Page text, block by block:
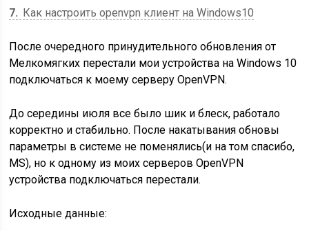
7
Как настроить openvpn клиент на Windows10
После очередного принудительного обновления от
Мелкомягких перестали мои устройства на Windows 10
подключаться к моему серверу OpenVPN.
До середины июля все было шик и блеск, работало
корректно и стабильно. После накатывания обновы
параметры в системе не поменялись(и на том спасибо,
MS), но к одному из моих серверов OpenVPN
устройства подключаться перестали.
Исходные данные: